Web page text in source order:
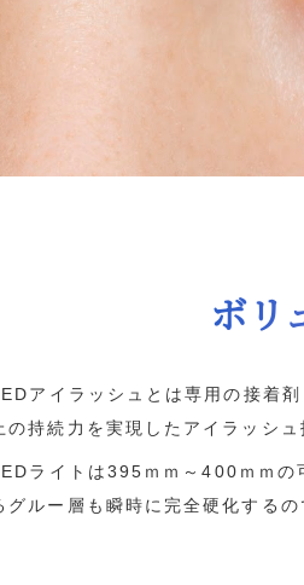
ボリ
アイラッシュとは専用の接着
の持続力を実現したアイラッシュ
ライトは395ｍｍ～400ｍｍの
グルー層も瞬時に完全硬化する